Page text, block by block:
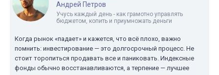
Андрей Петров
Учусь каждый день - как грамотно управлять
бюджетом, копить и приумножать деньги
Когда рынок «падает» и кажется, что всё плохо, важно
помнить: инвестирование — это долгосрочный процесс. Не
стоит торопиться продавать все и паниковать. Индексные
фонды обычно восстанавливаются, а терпение — лучшее